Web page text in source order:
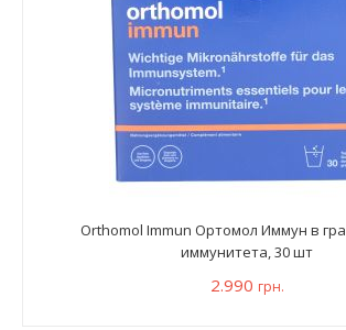
Orthomol Immun Ортомол Иммун в
иммунитета, 30 шт
2.990 грн.